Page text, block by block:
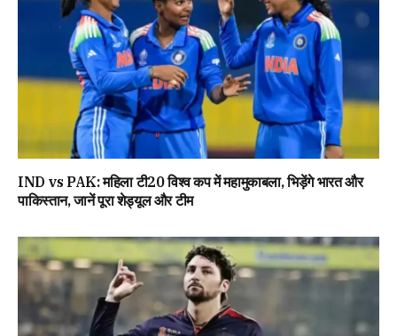
IND vs PAK: महिला टी20 विश्व कप में महामुकाबला, भिड़ेंगे भारत और
पाकिस्तान, जानें पूरा शेड्यूल और टीम